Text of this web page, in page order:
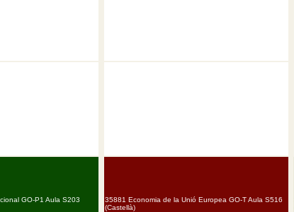
GO-P1 Aula S203
35881 Economia de la Unió Europea GO-T Aula S516
(Castellà)